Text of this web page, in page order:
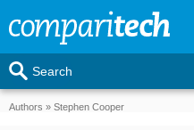
Search
Authors Stephen Cooper